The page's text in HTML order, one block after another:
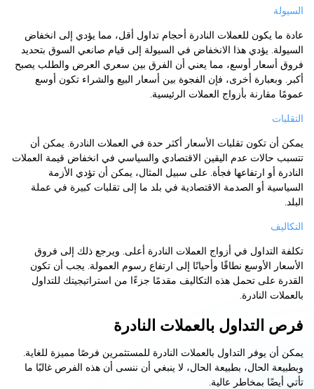
السيولة
عادة ما يكون للعملات النادرة أحجام تداول أقل، مما يؤدي إلى انخفاض
السيولة. يؤدي هذا الانخفاض في السيولة إلى قيام صانعي السوق بتحديد
فروق أسعار أوسع، مما يعني أن الفرق بين سعري العرض والطلب يصبح
أكبر. وبعبارة أخرى، فإن الفجوة بين أسعار البيع والشراء تكون أوسع
عمومًا مقارنة بأزواج العملات الرئيسية.
التقلبات
يمكن أن تكون تقلبات الأسعار أكثر حدة في العملات النادرة. يمكن أن
تتسبب حالات عدم اليقين الاقتصادي والسياسي في انخفاض قيمة العملات
النادرة أو ارتفاعها فجأة. على سبيل المثال، يمكن أن تؤدي الأزمة
السياسية أو الصدمة الاقتصادية في بلد ما إلى تقلبات كبيرة في عملة
البلد.
التكاليف
تكلفة التداول في أزواج العملات النادرة أعلى. ويرجع ذلك إلى فروق
الأسعار الأوسع نطاقًا وأحيانًا إلى ارتفاع رسوم العمولة. يجب أن تكون
القدرة على تحمل هذه التكاليف مقدمًا جزءًا من استراتيجيتك للتداول
بالعملات النادرة.
فرص التداول بالعملات النادرة
يمكن أن يوفر التداول بالعملات النادرة للمستثمرين فرصًا مميزة للغاية.
وبطبيعة الحال، بطبيعة الحال، لا ينبغي أن ننسى أن هذه الفرص غالبًا ما
تأتي أيضًا بمخاطر عالية.